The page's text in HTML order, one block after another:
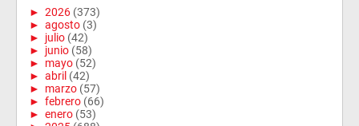
► 2026 (373)
► agosto (3)
► julio (42)
► junio (58)
► mayo (52)
► abril (42)
► marzo (57)
► febrero (66)
► enero (53)